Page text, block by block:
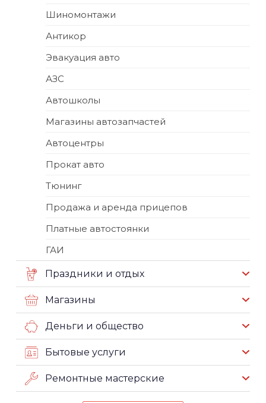
Шиномонтажи
Антикор
Эвакуация авто
АЗС
Автошколы
Магазины автозапчастей
Автоцентры
Прокат авто
Тюнинг
Продажа и аренда прицепов
Платные автостоянки
ГАИ
Праздники и отдых
Магазины
Деньги и общество
Бытовые услуги
Ремонтные мастерские